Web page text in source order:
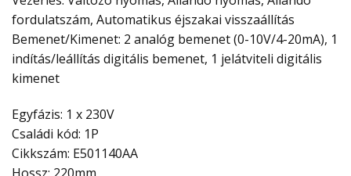
fordulatszám, Automatikus éjszakai visszaállítás
Bemenet/Kimenet: 2 analóg bemenet (0-10V/4-20mA), 1
indítás/leállítás digitális bemenet, 1 jelátviteli digitális
kimenet
Egyfázis: 1 x 230V
Családi kód: 1P
Cikkszám: E501140AA